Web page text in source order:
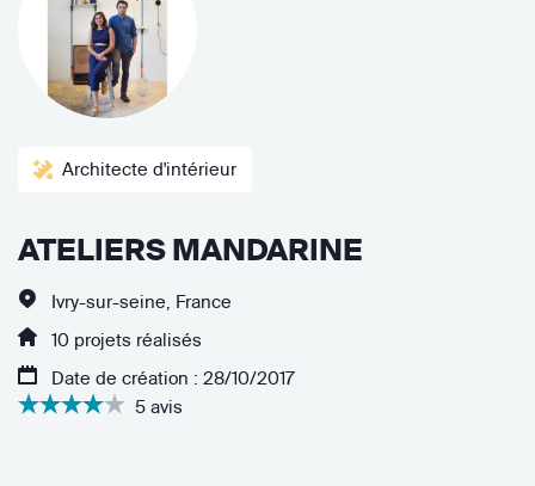
Architecte d'intérieur
ATELIERS MANDARINE
Ivry-sur-seine, France
10 projets réalisés
Date de création : 28/10/2017
5 avis